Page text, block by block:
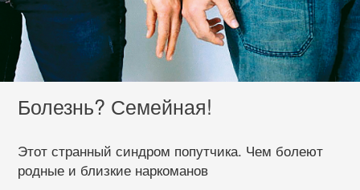
Болезнь? Семейная!
Этот странный синдром попутчика. Чем болеют
родные и близкие наркоманов